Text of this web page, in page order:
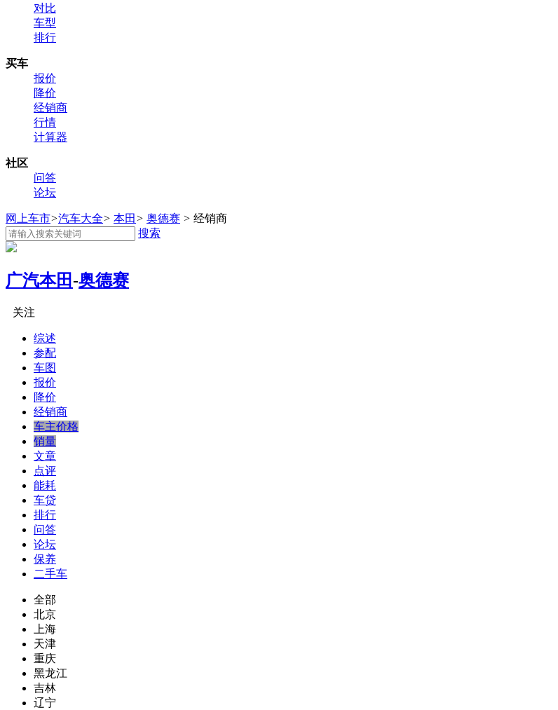
对比
车型
排行
买车
报价
降价
经销商
行情
计算器
社区
问答
论坛
网上车市>汽车大全> 本田 > 奥德赛 > 经销商
搜索
广汽本田-奥德赛
关注
综述
参配
车图
报价
降价
经销商
车主价格
销量
文章
点评
能耗
车贷
排行
问答
论坛
保养
二手车
全部
北京
上海
天津
重庆
黑龙江
吉林
辽宁